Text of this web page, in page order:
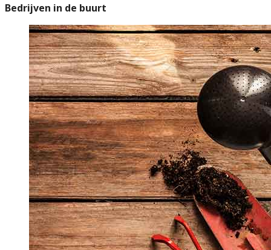
Bedrijven in de buurt